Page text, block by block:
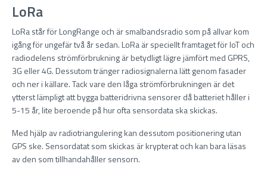
LoRa
LoRa står för LongRange och är smalbandsradio som på allvar kom
igång för ungefär två år sedan. LoRa är speciellt framtaget för IoT och
radiodelens strömförbrukning är betydligt lägre jämfört med GPRS,
3G eller 4G. Dessutom tränger radiosignalerna lätt genom fasader
och ner i källare. Tack vare den låga strömförbrukningen är det
ytterst lämpligt att bygga batteridrivna sensorer då batteriet håller i
5-15 år, lite beroende på hur ofta sensordata ska skickas.
Med hjälp av radiotriangulering kan dessutom positionering utan
GPS ske. Sensordatat som skickas är krypterat och kan bara läsas
av den som tillhandahåller sensorn.